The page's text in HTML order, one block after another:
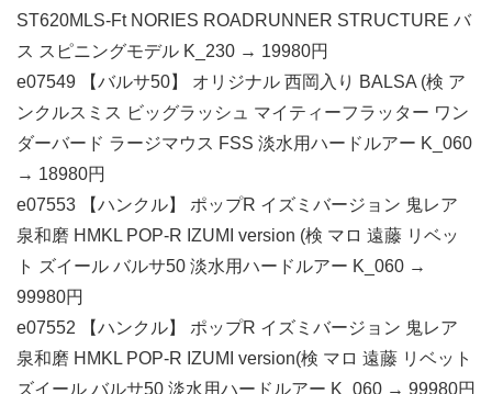
ST620MLS-Ft NORIES ROADRUNNER STRUCTURE バ
ス スピニングモデル K_230 → 19980円
e07549 【バルサ50】 オリジナル 西岡入り BALSA (検 ア
ンクルスミス ビッグラッシュ マイティーフラッター ワン
ダーバード ラージマウス FSS 淡水用ハードルアー K_060
→ 18980円
e07553 【ハンクル】 ポップR イズミバージョン 鬼レア
泉和磨 HMKL POP-R IZUMI version (検 マロ 遠藤 リベッ
ト ズイール バルサ50 淡水用ハードルアー K_060 →
99980円
e07552 【ハンクル】 ポップR イズミバージョン 鬼レア
泉和磨 HMKL POP-R IZUMI version(検 マロ 遠藤 リベット
ズイール バルサ50 淡水用ハードルアー K_060 → 99980円